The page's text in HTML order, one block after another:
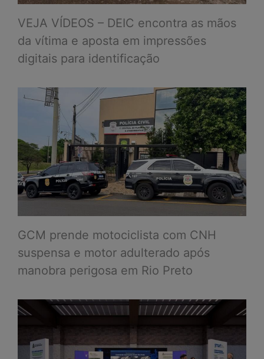
VEJA VÍDEOS – DEIC encontra as mãos
da vítima e aposta em impressões
digitais para identificação
GCM prende motociclista com CNH
suspensa e motor adulterado após
manobra perigosa em Rio Preto